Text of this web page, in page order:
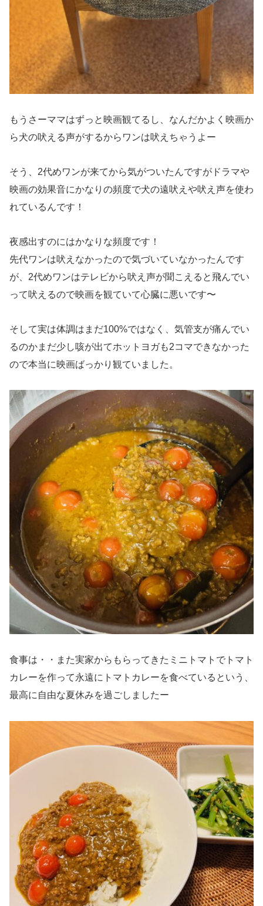
もうさーママはずっと映画観てるし、なんだかよく映画か
ら犬の吠える声がするからワンは吠えちゃうよー
そう、2代めワンが来てから気がついたんですがドラマや
映画の効果音にかなりの頻度で犬の遠吠えや吠え声を使わ
れているんです！
夜感出すのにはかなりな頻度です！
先代ワンは吠えなかったので気づいていなかったんです
が、2代めワンはテレビから吠え声が聞こえると飛んでい
って吠えるので映画を観ていて心臓に悪いです〜
そして実は体調はまだ100%ではなく、気管支が痛んでい
るのかまだ少し咳が出てホットヨガも2コマできなかった
ので本当に映画ばっかり観ていました。
食事は・・また実家からもらってきたミニトマトでトマト
カレーを作って永遠にトマトカレーを食べているという、
最高に自由な夏休みを過ごしましたー